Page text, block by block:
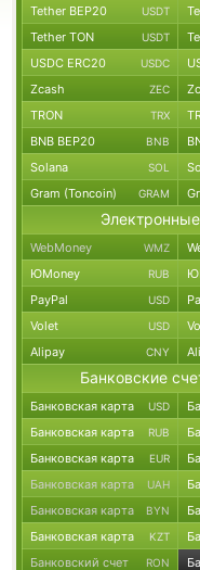
Tether BEP20 USDT
Tether TON USDT
USDC ERC20 USDC
Zcash ZEC
TRON TRX
BNB BEP20 BNB
Solana SOL
Gram (Toncoin) GRAM
WebMoney WMZ
ЮMoney RUB
PayPal USD
Volet USD
Alipay CNY
Банковские
Банковская карта USD
Банковская карта RUB
Банковская карта EUR
Банковская карта UAH
Банковская карта BYN
Банковская карта KZT
Банковский счет RON